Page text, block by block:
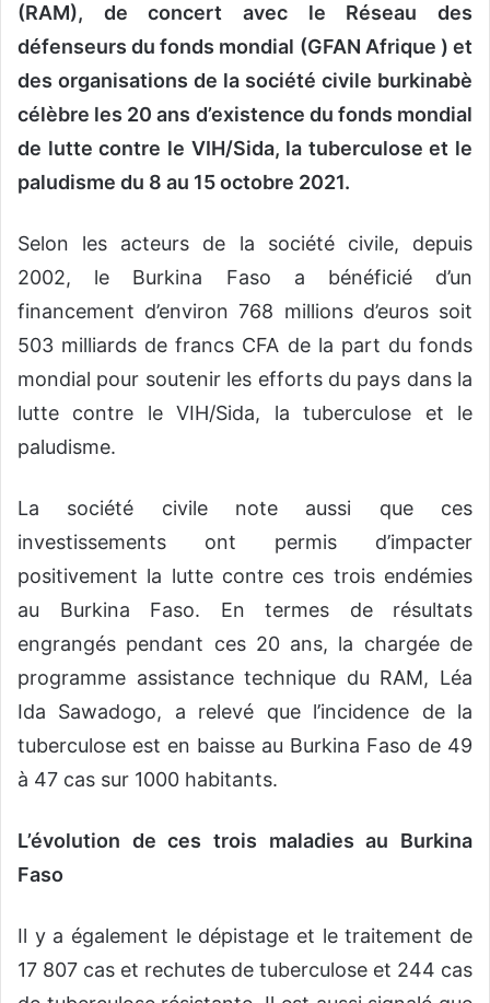
i
e
l
(RAM), de concert avec le Réseau des
défenseurs du fonds mondial (GFAN Afrique ) et
des organisations de la société civile burkinabè
célèbre les 20 ans d’existence du fonds mondial
de lutte contre le VIH/Sida, la tuberculose et le
paludisme du 8 au 15 octobre 2021.
Selon les acteurs de la société civile, depuis
2002, le Burkina Faso a bénéficié d’un
financement d’environ 768 millions d’euros soit
503 milliards de francs CFA de la part du fonds
mondial pour soutenir les efforts du pays dans la
lutte contre le VIH/Sida, la tuberculose et le
paludisme.
La société civile note aussi que ces
investissements ont permis d’impacter
positivement la lutte contre ces trois endémies
au Burkina Faso. En termes de résultats
engrangés pendant ces 20 ans, la chargée de
programme assistance technique du RAM, Léa
Ida Sawadogo, a relevé que l’incidence de la
tuberculose est en baisse au Burkina Faso de 49
à 47 cas sur 1000 habitants.
L’évolution de ces trois maladies au Burkina
Faso
Il y a également le dépistage et le traitement de
17 807 cas et rechutes de tuberculose et 244 cas